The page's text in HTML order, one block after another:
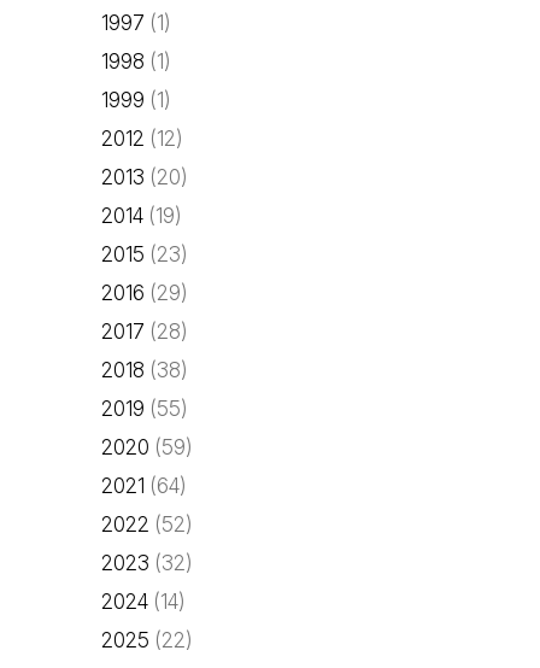
1997 (1)
1998 (1)
1999 (1)
2012 (12)
2013 (20)
2014 (19)
2015 (23)
2016 (29)
2017 (28)
2018 (38)
2019 (55)
2020 (59)
2021 (64)
2022 (52)
2023 (32)
2024 (14)
2025 (22)